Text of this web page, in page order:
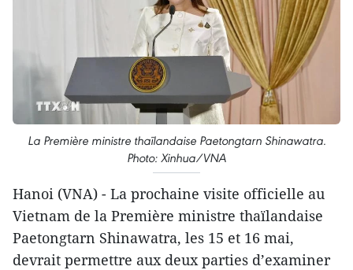
La Première ministre thaïlandaise Paetongtarn Shinawatra.
Photo: Xinhua/VNA
Hanoi (VNA) - La prochaine visite officielle au
Vietnam de la Première ministre thaïlandaise
Paetongtarn Shinawatra, les 15 et 16 mai,
devrait permettre aux deux parties d’examiner